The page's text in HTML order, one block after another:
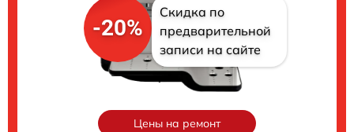
-20%
Скидка по
предварительной
записи на сайте
Цены на ремонт